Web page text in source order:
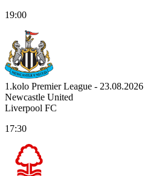
19:00
1.kolo Premier League - 23.08.2026
Newcastle United
Liverpool FC
17:30